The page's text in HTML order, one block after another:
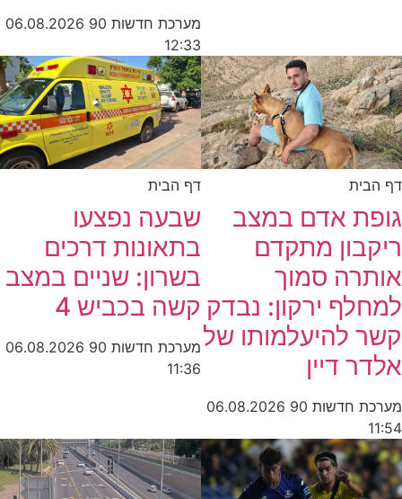
מערכת חדשות 90
06.08.2026
12:33
דף הבית
גופת אדם במצב
ריקבון מתקדם
אותרה סמוך
למחלף ירקון: נבדק
קשר להיעלמותו של
אלדר דיין
מערכת חדשות 90
06.08.2026
11:54
דף הבית
שבעה נפצעו
בתאונות דרכים
בשרון: שניים במצב
קשה בכביש 4
מערכת חדשות 90
06.08.2026
11:36